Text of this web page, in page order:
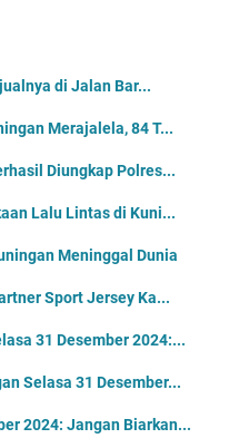
di Jalan Bar...
Merajalela, 84 T...
Diungkap Polres...
Lalu Lintas di Kuni...
Meninggal Dunia
Sport Jersey Ka...
31 Desember 2024:...
Selasa 31 Desember...
2024: Jangan Biarkan...